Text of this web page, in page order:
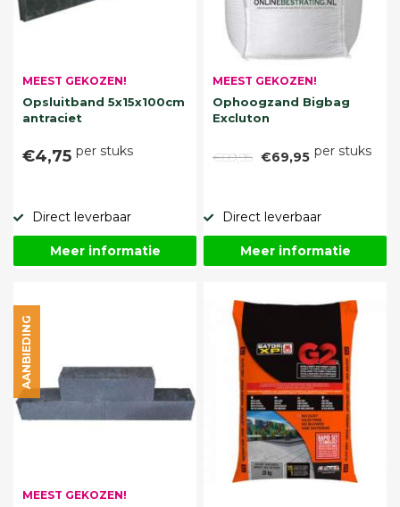
MEEST GEKOZEN!
Opsluitband 5x15x100cm
antraciet
€4,75 per stuks
Direct leverbaar
Meer informatie
MEEST GEKOZEN!
Ophoogzand Bigbag
Excluton
€89,95 €69,95 per stuks
Direct leverbaar
Meer informatie
MEEST GEKOZEN!
AANBIEDING